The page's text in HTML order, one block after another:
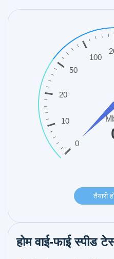
होम वाई-फाई स्पीड